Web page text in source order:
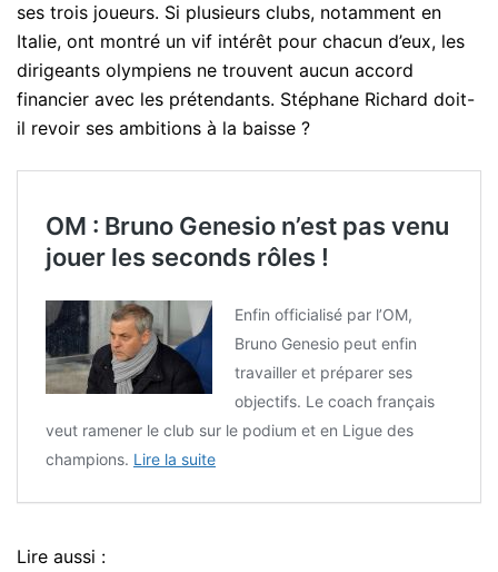
ses trois joueurs. Si plusieurs clubs, notamment en
Italie, ont montré un vif intérêt pour chacun d’eux, les
dirigeants olympiens ne trouvent aucun accord
financier avec les prétendants. Stéphane Richard doit-
il revoir ses ambitions à la baisse ?
OM : Bruno Genesio n’est pas venu
jouer les seconds rôles !
Enfin officialisé par l’OM,
Bruno Genesio peut enfin
travailler et préparer ses
objectifs. Le coach français
veut ramener le club sur le podium et en Ligue des
champions. Lire la suite
Lire aussi :